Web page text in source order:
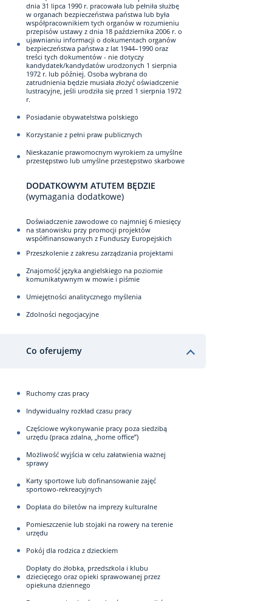
dnia 31 lipca 1990 r. pracowała lub pełniła służbę
w organach bezpieczeństwa państwa lub była
współpracownikiem tych organów w rozumieniu
przepisów ustawy z dnia 18 października 2006 r. o
ujawnianiu informacji o dokumentach organów
bezpieczeństwa państwa z lat 1944–1990 oraz
treści tych dokumentów - nie dotyczy
kandydatek/kandydatów urodzonych 1 sierpnia
1972 r. lub później. Osoba wybrana do
zatrudnienia będzie musiała złożyć oświadczenie
lustracyjne, jeśli urodziła się przed 1 sierpnia 1972
r.
Posiadanie obywatelstwa polskiego
Korzystanie z pełni praw publicznych
Nieskazanie prawomocnym wyrokiem za umyślne
przestępstwo lub umyślne przestępstwo skarbowe
DODATKOWYM ATUTEM BĘDZIE
(wymagania dodatkowe)
Doświadczenie zawodowe co najmniej 6 miesięcy
na stanowisku przy promocji projektów
współfinansowanych z Funduszy Europejskich
Przeszkolenie z zakresu zarządzania projektami
Znajomość języka angielskiego na poziomie
komunikatywnym w mowie i piśmie
Umiejętności analitycznego myślenia
Zdolności negocjacyjne
Co oferujemy
Ruchomy czas pracy
Indywidualny rozkład czasu pracy
Częściowe wykonywanie pracy poza siedzibą
urzędu (praca zdalna, „home office”)
Możliwość wyjścia w celu załatwienia ważnej
sprawy
Karty sportowe lub dofinansowanie zajęć
sportowo-rekreacyjnych
Dopłata do biletów na imprezy kulturalne
Pomieszczenie lub stojaki na rowery na terenie
urzędu
Pokój dla rodzica z dzieckiem
Dopłaty do żłobka, przedszkola i klubu
dziecięcego oraz opieki sprawowanej przez
opiekuna dziennego